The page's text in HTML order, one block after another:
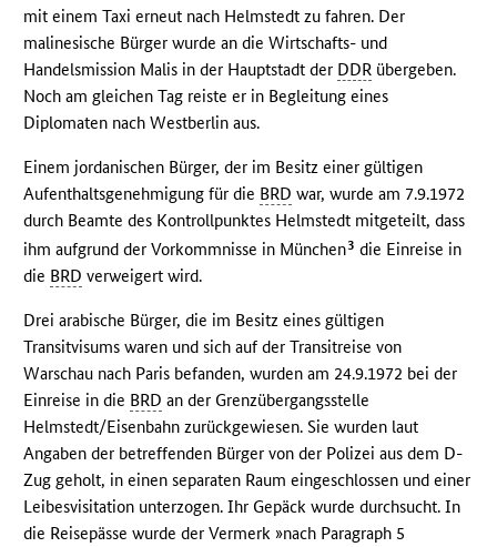
mit einem Taxi erneut nach Helmstedt zu fahren. Der
malinesische Bürger wurde an die Wirtschafts- und
Handelsmission Malis in der Hauptstadt der DDR übergeben.
Noch am gleichen Tag reiste er in Begleitung eines
Diplomaten nach Westberlin aus.
Einem jordanischen Bürger, der im Besitz einer gültigen
Aufenthaltsgenehmigung für die BRD war, wurde am 7.9.1972
durch Beamte des Kontrollpunktes Helmstedt mitgeteilt, dass
ihm aufgrund der Vorkommnisse in München3 die Einreise in
die BRD verweigert wird.
Drei arabische Bürger, die im Besitz eines gültigen
Transitvisums waren und sich auf der Transitreise von
Warschau nach Paris befanden, wurden am 24.9.1972 bei der
Einreise in die BRD an der Grenzübergangsstelle
Helmstedt/Eisenbahn zurückgewiesen. Sie wurden laut
Angaben der betreffenden Bürger von der Polizei aus dem D-
Zug geholt, in einen separaten Raum eingeschlossen und einer
Leibesvisitation unterzogen. Ihr Gepäck wurde durchsucht. In
die Reisepässe wurde der Vermerk »nach Paragraph 5